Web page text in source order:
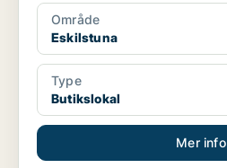
Område
Eskilstuna
Type
Butikslokal
Mer info